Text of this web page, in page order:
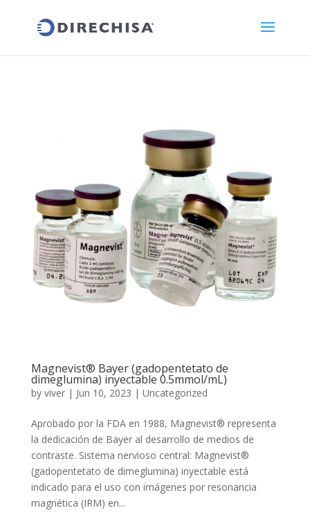
Magnevist® Bayer (gadopentetato de
dimeglumina) inyectable 0.5mmol/mL)
by viver| Jun 10, 2023 | Uncategorized
Aprobado por la FDA en 1988, Magnevist® representa
la dedicación de Bayer al desarrollo de medios de
contraste. Sistema nervioso central: Magnevist®
(gadopentetato de dimeglumina) inyectable está
indicado para el uso con imágenes por resonancia
magnética (IRM) en...